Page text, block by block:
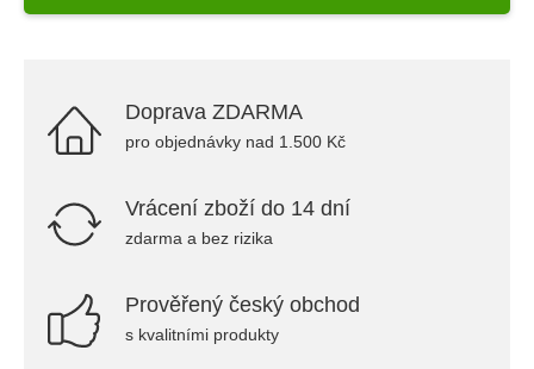
Doprava ZDARMA
pro objednávky nad 1.500 Kč
Vrácení zboží do 14 dní
zdarma a bez rizika
Prověřený český obchod
s kvalitními produkty